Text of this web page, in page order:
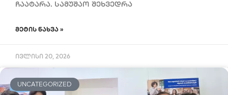
ჩაატარა. სამუშაო შეხვედრა
ᲛᲔᲢᲘᲡ ᲜᲐᲮᲕᲐ »
ივლისი 20, 2026
UNCATEGORIZED